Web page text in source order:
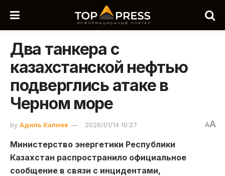
Два танкера с
казахстанской нефтью
подверглись атаке в
Черном море
by Адиль Калиев 2026/01/14 10:27 AA
Министерство энергетики Республики
Казахстан распространило официальное
сообщение в связи с инцидентами,